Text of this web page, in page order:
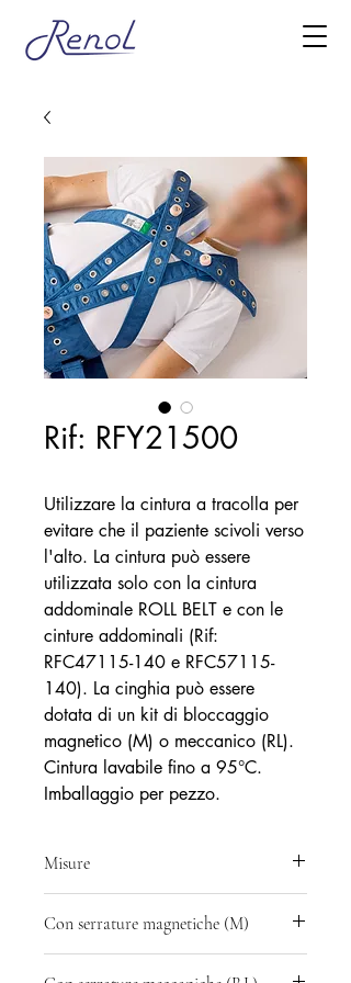
Rif: RFY21500
Utilizzare la cintura a tracolla per
evitare che il paziente scivoli verso
l'alto. La cintura può essere
utilizzata solo con la cintura
addominale ROLL BELT e con le
cinture addominali (Rif:
RFC47115-140 e RFC57115-
140). La cinghia può essere
dotata di un kit di bloccaggio
magnetico (M) o meccanico (RL).
Cintura lavabile fino a 95°C.
Imballaggio per pezzo.
Misure
Medium da 60 a 110 cm
Rif: RF21500 - girovita: Large da 85 a
135 cm
Con serrature magnetiche (M)